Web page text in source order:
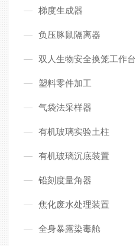
梯度生成器
负压豚鼠隔离器
双人生物安全换笼工作台
塑料零件加工
气袋法采样器
有机玻璃实验土柱
有机玻璃沉底装置
铅刻度量角器
焦化废水处理装置
全身暴露染毒舱